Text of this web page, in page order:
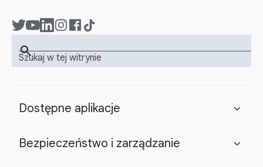
Szukaj w tej witrynie
search
Dostępne aplikacje expand_more
Bezpieczeństwo i zarządzanie expand_more